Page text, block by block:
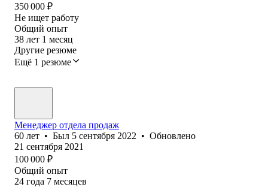
350 000 ₽
Не ищет работу
Общий опыт
38 лет 1 месяц
Другие резюме
Ещё 1 резюме
Менеджер отдела продаж
60 лет • Был 5 сентября 2022 • Обновлено
21 сентября 2021
100 000 ₽
Общий опыт
24 года 7 месяцев